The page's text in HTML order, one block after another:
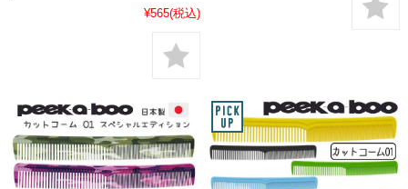
¥565(税込)